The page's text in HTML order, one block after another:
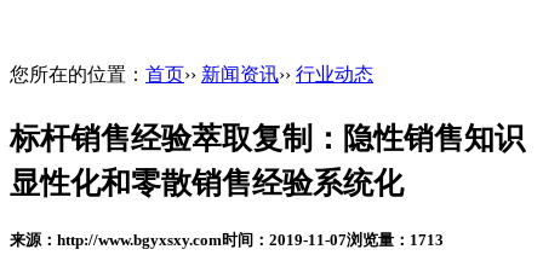
您所在的位置： 首页›› 新闻资讯›› 行业动态
标杆销售经验萃取复制：隐性销售知识
显性化和零散销售经验系统化
来源： http://www.bgyxsxy.com时间： 2019-11-07浏览量： 1713